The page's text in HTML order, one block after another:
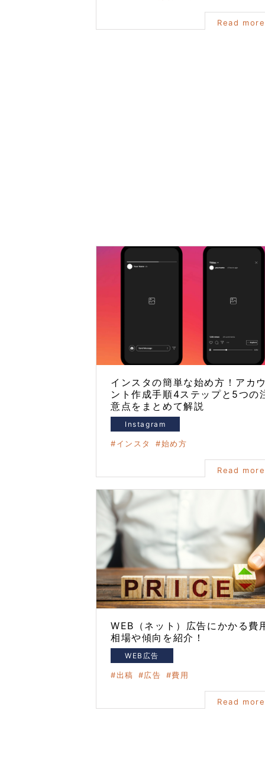
Read more
インスタの簡単な始め方！アカ
ント作成手順4ステップと5つの
意点をまとめて解説
Instagram
インスタ 始め方
Read more
WEB（ネット）広告にかかる費
相場や傾向を紹介！
WEB広告
出稿 広告 費用
Read more